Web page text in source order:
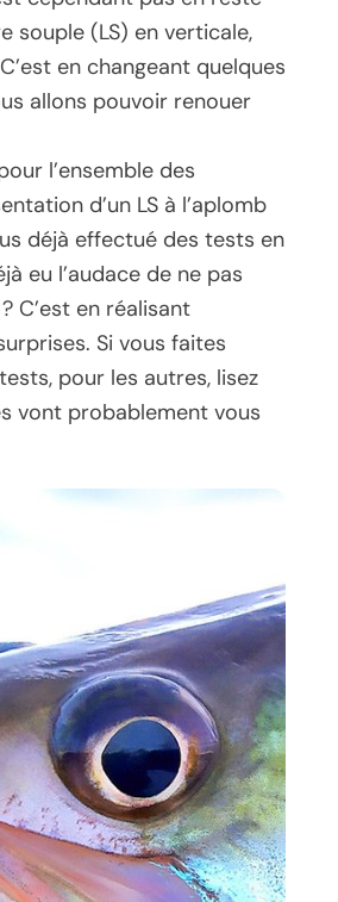
souple (LS) en verticale,
en changeant quelques
allons pouvoir renouer
l’ensemble des
d’un LS à l’aplomb
déjà effectué des tests en
eu l’audace de ne pas
C’est en réalisant
Si vous faites
pour les autres, lisez
vont probablement vous